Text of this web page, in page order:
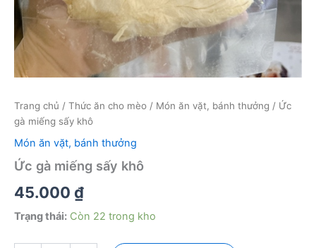
Trang chủ / Thức ăn cho mèo / Món ăn vặt, bánh thưởng / Ức
gà miếng sấy khô
Món ăn vặt, bánh thưởng
Ức gà miếng sấy khô
45.000 ₫
Trạng thái: Còn 22 trong kho